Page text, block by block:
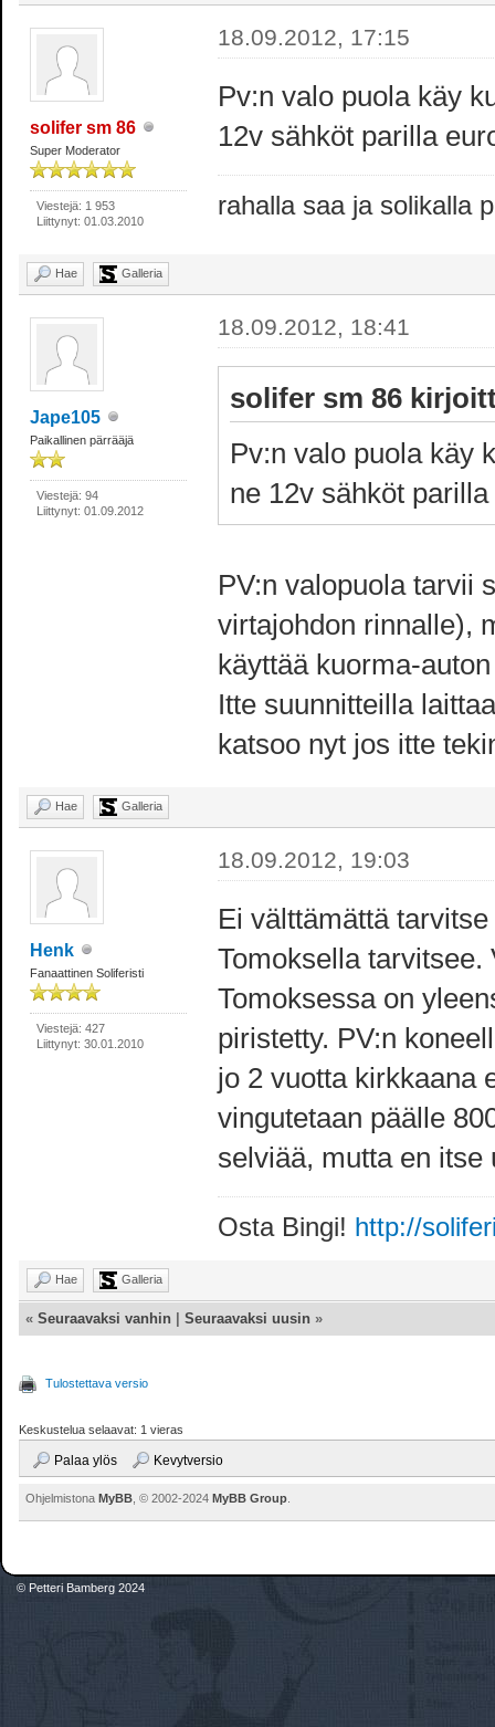
solifer sm 86
Super Moderator
Viestejä: 1 953
Liittynyt: 01.03.2010
18.09.2012, 17:15
Pv:n valo puola käy
12v sähköt parilla
rahalla saa ja solikalla
Hae Galleria
Jape105
Paikallinen pärrääjä
Viestejä: 94
Liittynyt: 01.09.2012
18.09.2012, 18:41
solifer sm 86
Pv:n valo puola käy
ne 12v sähköt
PV:n valopuola tarvii
virtajohdon rinnalle),
käyttää kuorma-
Itte suunnitteilla
katsoo nyt jos itte
Hae Galleria
Henk
Fanaattinen Soliferisti
Viestejä: 427
Liittynyt: 30.01.2010
18.09.2012, 19:03
Ei välttämättä
Tomoksella
Tomoksessa on
piristetty. PV:n
jo 2 vuotta kirkkaana
vingutetaan päälle
selviää, mutta en
Osta Bingi! http://
Hae Galleria
«Seuraavaksi vanhin |Seuraavaksi uusin »
Tulostettava versio
Keskustelua selaavat: 1 vieras
Palaa ylös Kevytversio
OhjelmistonaMyBB , © 2002-2024MyBB Group
© Petteri Bamberg 2024